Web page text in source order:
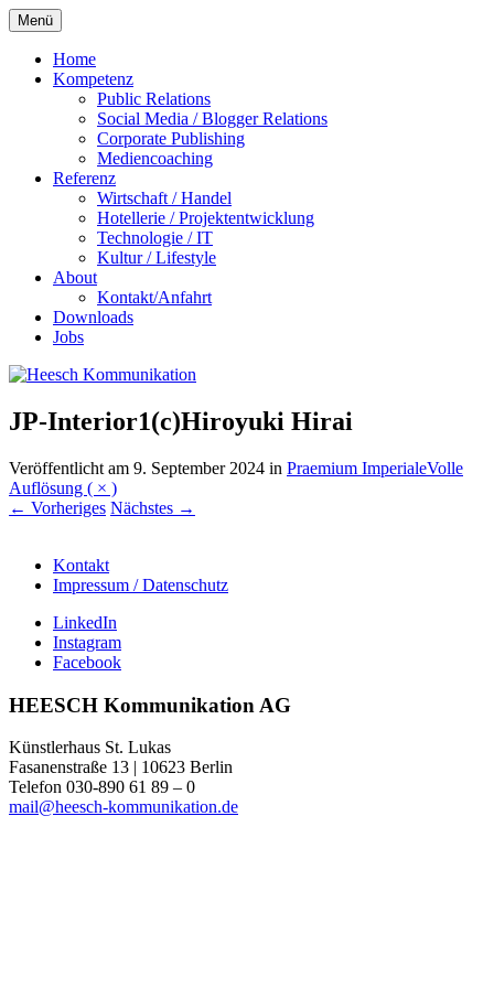
Menü Zum
Inhalt
springen
Home
Kompetenz
Public Relations
Social Media / Blogger Relations
Corporate Publishing
Mediencoaching
Referenz
Wirtschaft / Handel
Hotellerie / Projektentwicklung
Technologie / IT
Kultur / Lifestyle
About
Kontakt/Anfahrt
Downloads
Jobs
JP-Interior1(c)Hiroyuki Hirai
Veröffentlicht am 9. September 2024 in Praemium ImperialeVolle
Auflösung ( × )
← Vorheriges Nächstes →
Kontakt
Impressum / Datenschutz
LinkedIn
Instagram
Facebook
HEESCH Kommunikation AG
Künstlerhaus St. Lukas
Fasanenstraße 13 | 10623 Berlin
Telefon 030-890 61 89 – 0
mail@heesch-kommunikation.de